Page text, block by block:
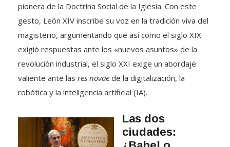
pionera de la Doctrina Social de la Iglesia. Con este
gesto, León XIV inscribe su voz en la tradición viva del
magisterio, argumentando que así como el siglo XIX
exigió respuestas ante los «nuevos asuntos» de la
revolución industrial, el siglo XXI exige un abordaje
valiente ante las res novae de la digitalización, la
robótica y la inteligencia artificial (IA).
Las dos
ciudades: